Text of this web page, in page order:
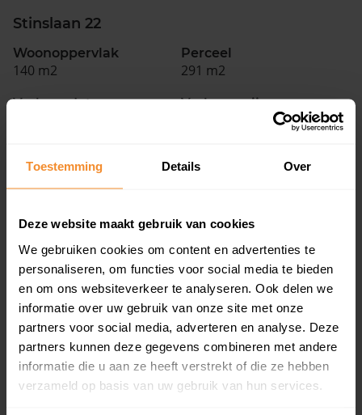
Toestemming Details Over
Deze website maakt gebruik van cookies
We gebruiken cookies om content en advertenties te
personaliseren, om functies voor social media te bieden
en om ons websiteverkeer te analyseren. Ook delen we
informatie over uw gebruik van onze site met onze
partners voor social media, adverteren en analyse. Deze
partners kunnen deze gegevens combineren met andere
informatie die u aan ze heeft verstrekt of die ze hebben
verzameld op basis van uw gebruik van hun services.
Stinslaan 22
Woonoppervlak
140 m2
Perceel
291 m2
Verkoopdatum
Verkoopprijs
Koopsom opvragen
Watersingel 63
178 m2 317 m2
Verkoopdatum
25 juni 2026
Verkoopprijs
Koopsom opvragen
De Helling 60
Woonoppervlak
115 m2 252 m2